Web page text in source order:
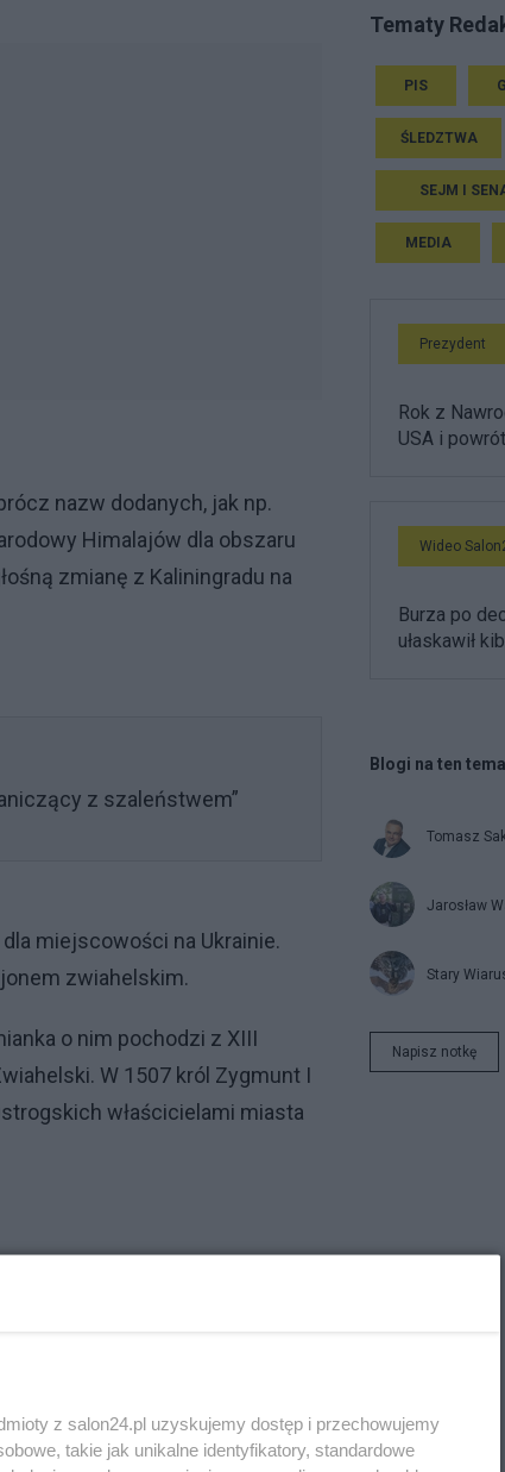
nazw dodanych, jak np.
Himalajów dla obszaru
zmianę z Kaliningradu na
z szaleństwem”
miejscowości na Ukrainie.
zwiahelskim.
o nim pochodzi z XIII
W 1507 król Zygmunt I
właścicielami miasta
Katarzyny II i był siedzibą
Rosji na Ukrainę, rada
polskiej Komisji
Standaryzacyjna
mieszkającego w tej
Tematy
PIS
ŚLEDZTWA
SEJM I
MEDIA
Prezydent
Rok z
USA i
Wideo
Burza po
ułaskawił
Blogi na ten
Tomasz
Jarosław
Stary
Napisz notkę
z salon24.pl uzyskujemy dostęp i przechowujemy
takie jak unikalne identyfikatory, standardowe